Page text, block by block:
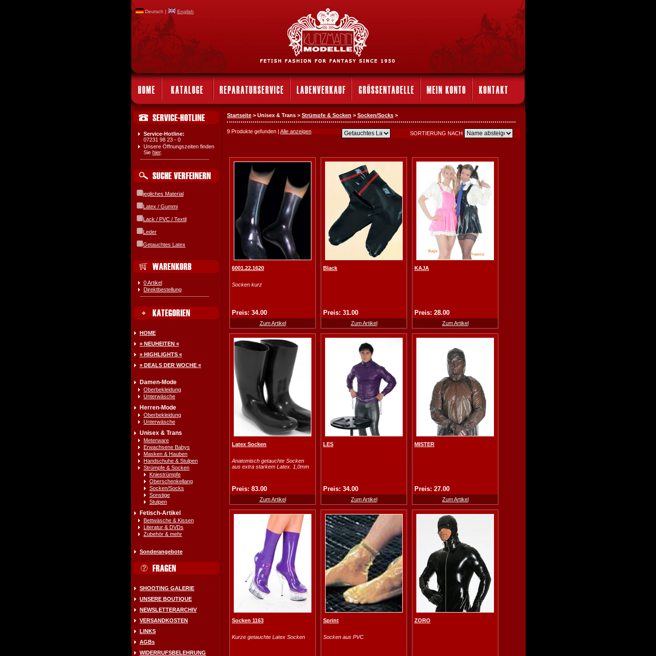
Deutsch | English
Service-Hotline:
07231 98 23 - 0
Unsere Öffnungszeiten finden
Sie hier.
jegliches Material
Latex / Gummi
Lack / PVC / Textil
Leder
Getauchtes Latex
0 Artikel
Direktbestellung
HOME
» NEUHEITEN «
» HIGHLIGHTS «
» DEALS DER WOCHE «
Damen-Mode
Oberbekleidung
Unterwäsche
Herren-Mode
Oberbekleidung
Unterwäsche
Unisex & Trans
Meterware
Erwachsene Babys
Masken & Hauben
Handschuhe & Stulpen
Strümpfe & Socken
Kniestrümpfe
Oberschenkellang
Socken/Socks
Sonstige
Stulpen
Fetisch-Artikel
Bettwäsche & Kissen
Literatur & DVDs
Zubehör & mehr
Sonderangebote
SHOOTING GALERIE
UNSERE BOUTIQUE
NEWSLETTERARCHIV
VERSANDKOSTEN
LINKS
AGBs
WIDERRUFSBELEHRUNG
Startseite > Unisex & Trans > Strümpfe & Socken > Socken/Socks >
9 Produkte gefunden | Alle anzeigen SORTIERUNG NACH
6001.22.1620
Socken kurz
Preis: 34.00
Zum Artikel
Black
Preis: 31.00
Zum Artikel
KAJA
Preis: 28.00
Zum Artikel
Latex Socken
Anatomisch getauchte Socken
aus extra starkem Latex. 1,0mm
Preis: 83.00
Zum Artikel
LES
Preis: 34.00
Zum Artikel
MISTER
Preis: 27.00
Zum Artikel
Socken 1163
Kurze getauchte Latex Socken
Sprint
Socken aus PVC
ZORO